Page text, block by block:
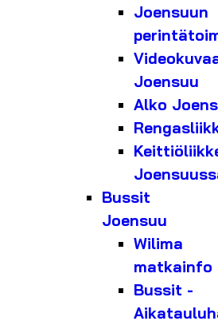
Joensuun
Joensuu
Alko
Bussit
Joensuu
Wilima
matkainfo
Bussit -